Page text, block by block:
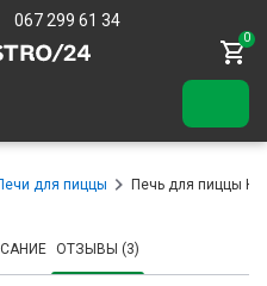
067 299 61 34
0
для пиццы Печь для пиццы
ОТЗЫВЫ (3)